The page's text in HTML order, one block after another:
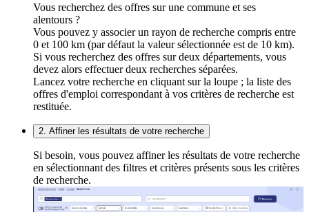
Vous recherchez des offres sur une commune et ses
alentours ?
Vous pouvez y associer un rayon de recherche compris entre
0 et 100 km (par défaut la valeur sélectionnée est de 10 km).
Si vous recherchez des offres sur deux départements, vous
devez alors effectuer deux recherches séparées.
Lancez votre recherche en cliquant sur la loupe ; la liste des
offres d'emploi correspondant à vos critères de recherche est
restituée.
2. Affiner les résultats de votre recherche
Si besoin, vous pouvez affiner les résultats de votre recherche
en sélectionnant des filtres et critères présents sous les critères
de recherche.